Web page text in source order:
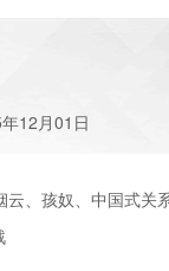
12月01日
、孩奴、中国式关